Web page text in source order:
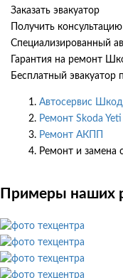
Заказать эвакуатор
Получить консультацию
Специализированный
Гарантия на ремонт
Бесплатный эвакуатор
Автосервис
Ремонт Skoda Yeti
Ремонт АКПП
Ремонт и замена
Примеры наших